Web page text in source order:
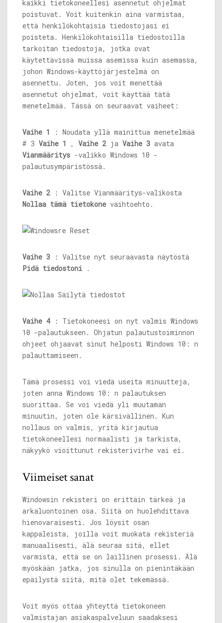
kaikki tietokoneellesi asennetut ohjelmat
poistuvat. Voit kuitenkin aina varmistaa,
että henkilökohtaisia ​​tiedostojasi ei
poisteta. Henkilökohtaisilla tiedostoilla
tarkoitan tiedostoja, jotka ovat
käytettävissä muissa asemissa kuin asemassa,
johon Windows-käyttöjärjestelmä on
asennettu. Joten, jos voit menettää
asennetut ohjelmat, voit käyttää tätä
menetelmää. Tässä on seuraavat vaiheet:
Vaihe 1
: Noudata yllä mainittua menetelmää
# 3 Vaihe 1 , Vaihe 2ja Vaihe 3 avata
Vianmääritys -valikko Windows 10 -
palautusympäristössä.
Vaihe 2: Valitse Vianmääritys-valikosta
Nollaa tämä tietokone vaihtoehto.
Vaihe 3 : Valitse nyt seuraavasta näytöstä
Pidä tiedostoni .
Vaihe 4: Tietokoneesi on nyt valmis Windows
10 -palautukseen. Ohjatun palautustoiminnon
ohjeet ohjaavat sinut helposti Windows 10: n
palauttamiseen.
Tämä prosessi voi viedä useita minuutteja,
joten anna Windows 10: n palautuksen
suorittaa. Se voi viedä yli muutaman
minuutin, joten ole kärsivällinen. Kun
nollaus on valmis, yritä kirjautua
tietokoneellesi normaalisti ja tarkista,
näkyykö vioittunut rekisterivirhe vai ei.
Viimeiset sanat
Windowsin rekisteri on erittäin tärkeä ja
arkaluontoinen osa. Siitä on huolehdittava
hienovaraisesti. Jos löysit osan
kappaleista, joilla voit muokata rekisteriä
manuaalisesti, älä seuraa sitä, ellet
varmista, että se on laillinen prosessi. Älä
myöskään jatka, jos sinulla on pienintäkään
epäilystä siitä, mitä olet tekemässä.
Voit myös ottaa yhteyttä tietokoneen
valmistajan asiakaspalveluun saadaksesi